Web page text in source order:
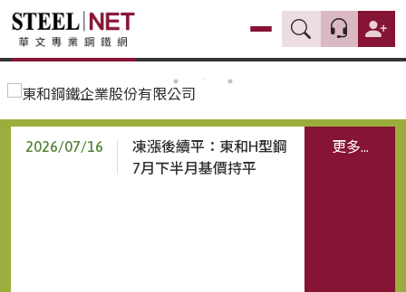
2026/07/16
凍漲後續平：東和H型鋼
7月下半月基價持平
更多...